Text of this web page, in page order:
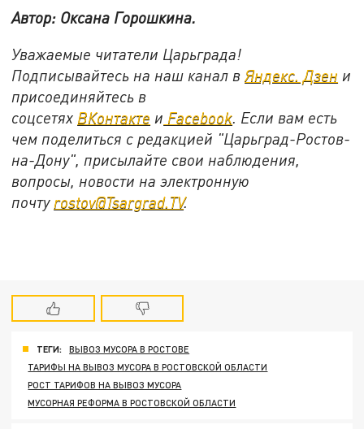
Автор: Оксана Горошкина.
Уважаемые читатели Царьграда!
Подписывайтесь на наш канал вЯндекс. Дзен и
присоединяйтесь в
соцсетях ВКонтакте и Facebook. Если вам есть
чем поделиться с редакцией "Царьград-Ростов-
на-Дону", присылайте свои наблюдения,
вопросы, новости на электронную
почту rostov@Tsargrad.TV.
ТЕГИ:
ВЫВОЗ МУСОРА В РОСТОВЕ
ТАРИФЫ НА ВЫВОЗ МУСОРА В РОСТОВСКОЙ ОБЛАСТИ
РОСТ ТАРИФОВ НА ВЫВОЗ МУСОРА
МУСОРНАЯ РЕФОРМА В РОСТОВСКОЙ ОБЛАСТИ